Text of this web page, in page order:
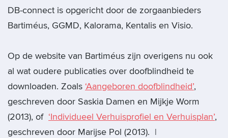
DB-connect is opgericht door de zorgaanbieders
Bartiméus, GGMD, Kalorama, Kentalis en Visio.
Op de website van Bartiméus zijn overigens nu ook
al wat oudere publicaties over doofblindheid te
downloaden. Zoals ‘Aangeboren doofblindheid’,
geschreven door Saskia Damen en Mijkje Worm
(2013), of ‘Individueel Verhuisprofiel en Verhuisplan’,
geschreven door Marijse Pol (2013). |